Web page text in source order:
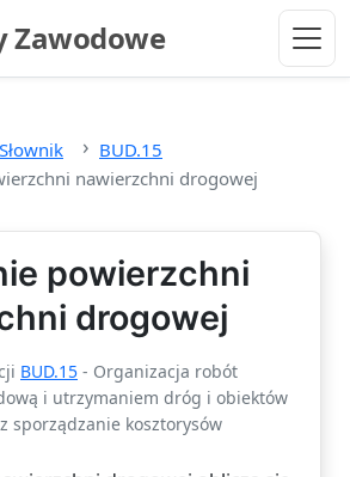
Zawodowe
Słownik
BUD.15
nawierzchni drogowej
powierzchni
drogowej
BUD.15 - Organizacja robót
i utrzymaniem dróg i obiektów
sporządzanie kosztorysów